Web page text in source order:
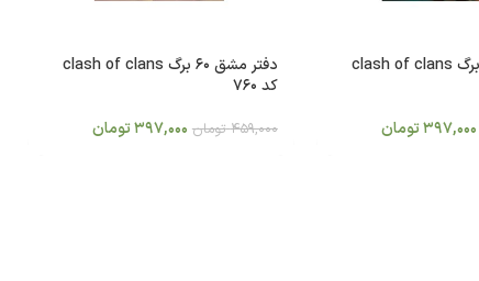
دفتر مشق 60 برگ clash of clans
397,000تومان
دفتر مشق 60 برگ clash of clans
کد 760
459,000 تومان 397,000تومان